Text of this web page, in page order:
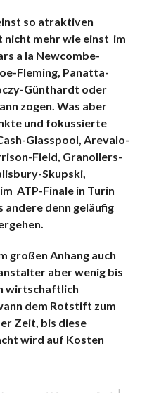
so atraktiven
nicht mehr wie einst im
a la Newcombe-
Fleming, Panatta-
Günthardt oder
zogen. Was aber
und fokussierte
Glasspool, Arevalo-
Field, Granollers-
Skupski,
ATP-Finale in Turin
andere denn geläufig
großen Anhang auch
aber wenig bis
wirtschaftlich
dem Rotstift zum
Zeit, bis diese
wird auf Kosten